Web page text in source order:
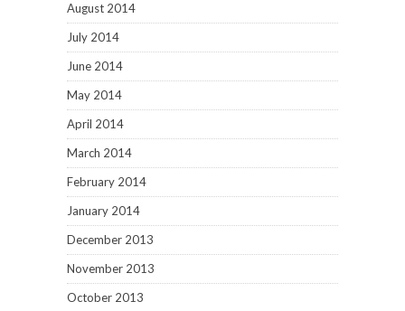
August 2014
July 2014
June 2014
May 2014
April 2014
March 2014
February 2014
January 2014
December 2013
November 2013
October 2013